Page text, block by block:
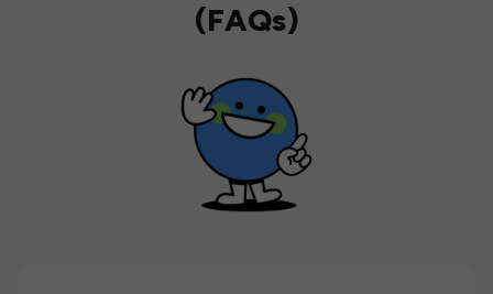
(FAQs)